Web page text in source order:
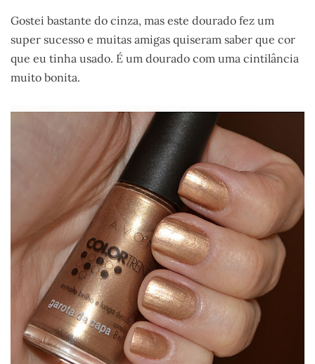
Gostei bastante do cinza, mas este dourado fez um
super sucesso e muitas amigas quiseram saber que cor
que eu tinha usado. É um dourado com uma cintilância
muito bonita.